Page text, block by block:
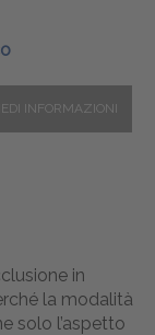
in
la modalità
solo l’aspetto